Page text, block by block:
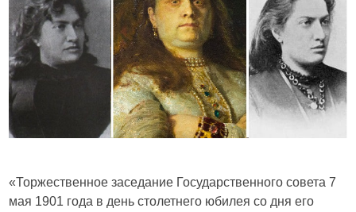
«Торжественное заседание Государственного совета 7
мая 1901 года в день столетнего юбилея со дня его